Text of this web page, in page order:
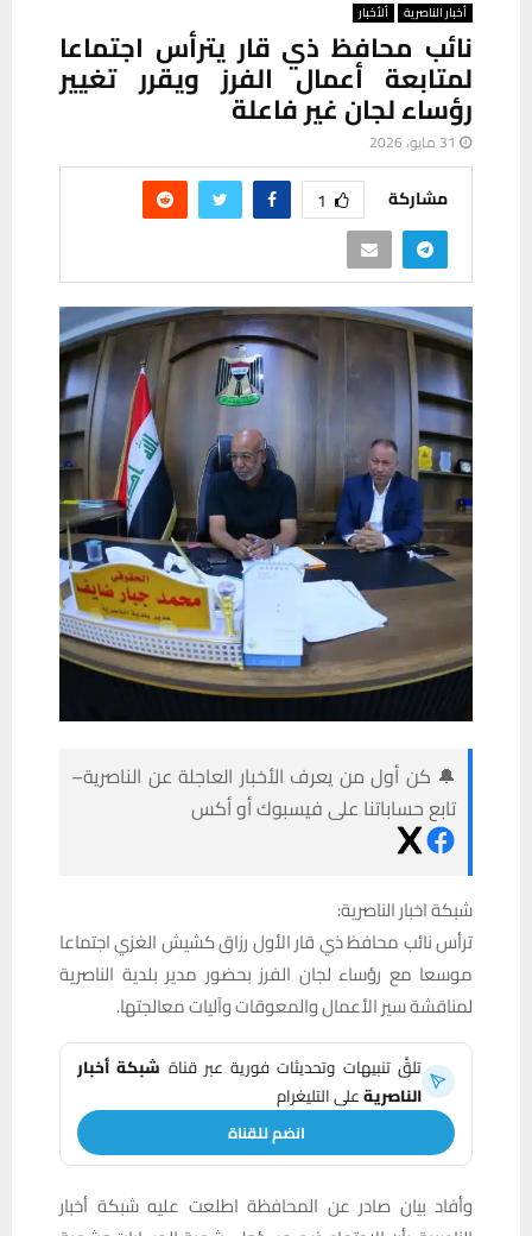
أخبار الناصرية ألأخبار
نائب محافظ ذي قار يترأس اجتماعا
لمتابعة أعمال الفرز ويقرر تغيير
رؤساء لجان غير فاعلة
31 مايو، 2026
مشاركة 1
🔔 كن أول من يعرف الأخبار العاجلة عن الناصرية–
تابع حساباتنا على فيسبوك أو أكس
شبكة اخبار الناصرية:
ترأس نائب محافظ ذي قار الأول رزاق كشيش الغزي اجتماعا
موسعا مع رؤساء لجان الفرز بحضور مدير بلدية الناصرية
لمناقشة سير الأعمال والمعوقات وآليات معالجتها.
تلقَّ تنبيهات وتحديثات فورية عبر قناة شبكة أخبار
الناصريةعلى التليغرام
انضم للقناة
وأفاد بيان صادر عن المحافظة اطلعت عليه شبكة أخبار